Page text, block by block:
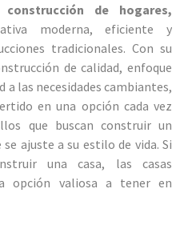
de hogares,
moderna, eficiente y
tradicionales. Con su
de calidad, enfoque
las necesidades cambiantes,
en una opción cada vez
que buscan construir un
ajuste a su estilo de vida. Si
una casa, las casas
opción valiosa a tener en